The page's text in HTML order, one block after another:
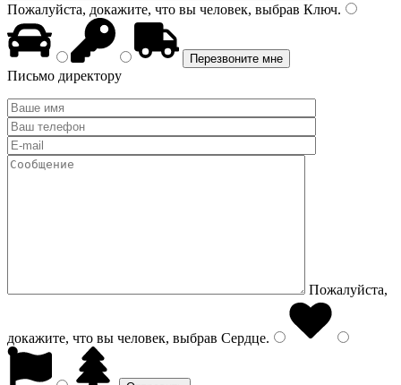
Пожалуйста, докажите, что вы человек, выбрав Ключ.
Письмо директору
Пожалуйста,
докажите, что вы человек, выбрав Сердце.